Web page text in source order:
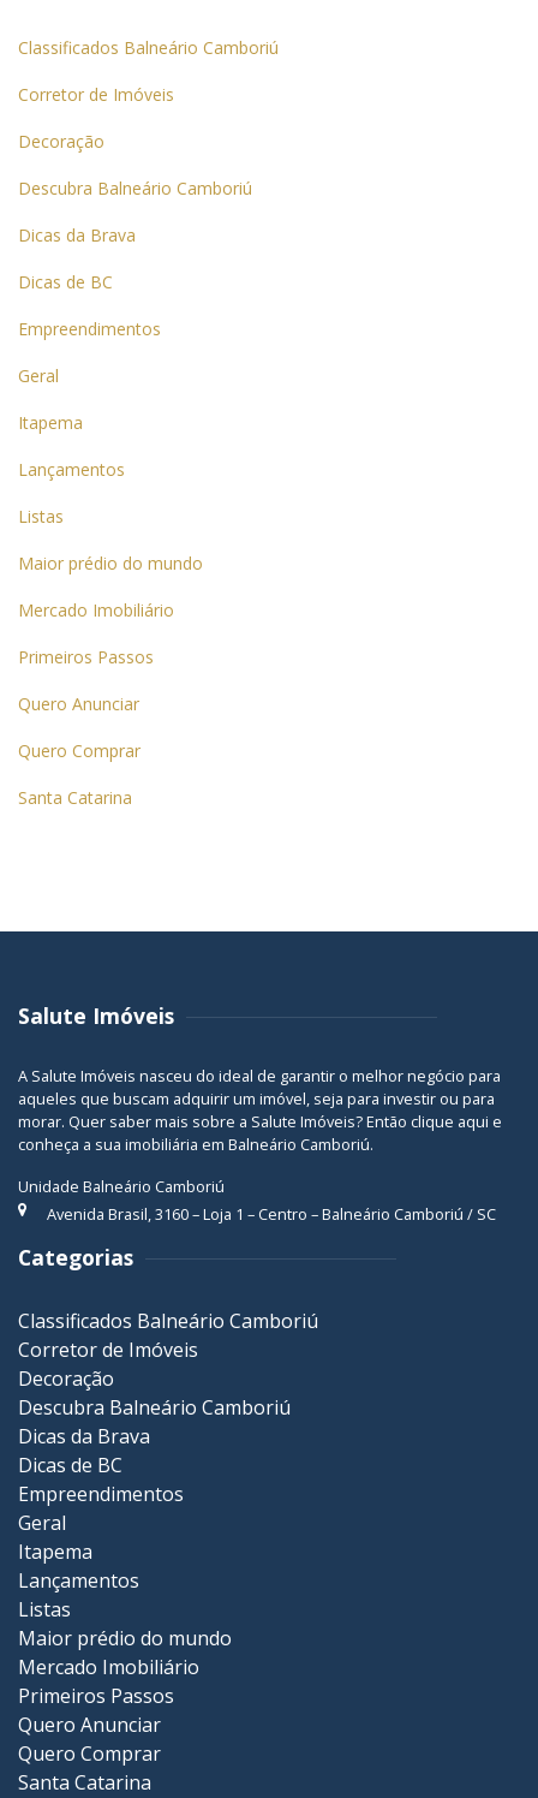
Classificados Balneário Camboriú
Corretor de Imóveis
Decoração
Descubra Balneário Camboriú
Dicas da Brava
Dicas de BC
Empreendimentos
Geral
Itapema
Lançamentos
Listas
Maior prédio do mundo
Mercado Imobiliário
Primeiros Passos
Quero Anunciar
Quero Comprar
Santa Catarina
Salute Imóveis
A Salute Imóveis nasceu do ideal de garantir o melhor negócio para
aqueles que buscam adquirir um imóvel, seja para investir ou para
morar. Quer saber mais sobre a Salute Imóveis? Então clique aqui e
conheça a sua imobiliária em Balneário Camboriú.
Unidade Balneário Camboriú
Avenida Brasil, 3160 – Loja 1 – Centro – Balneário Camboriú / SC
Categorias
Classificados Balneário Camboriú
Corretor de Imóveis
Decoração
Descubra Balneário Camboriú
Dicas da Brava
Dicas de BC
Empreendimentos
Geral
Itapema
Lançamentos
Listas
Maior prédio do mundo
Mercado Imobiliário
Primeiros Passos
Quero Anunciar
Quero Comprar
Santa Catarina